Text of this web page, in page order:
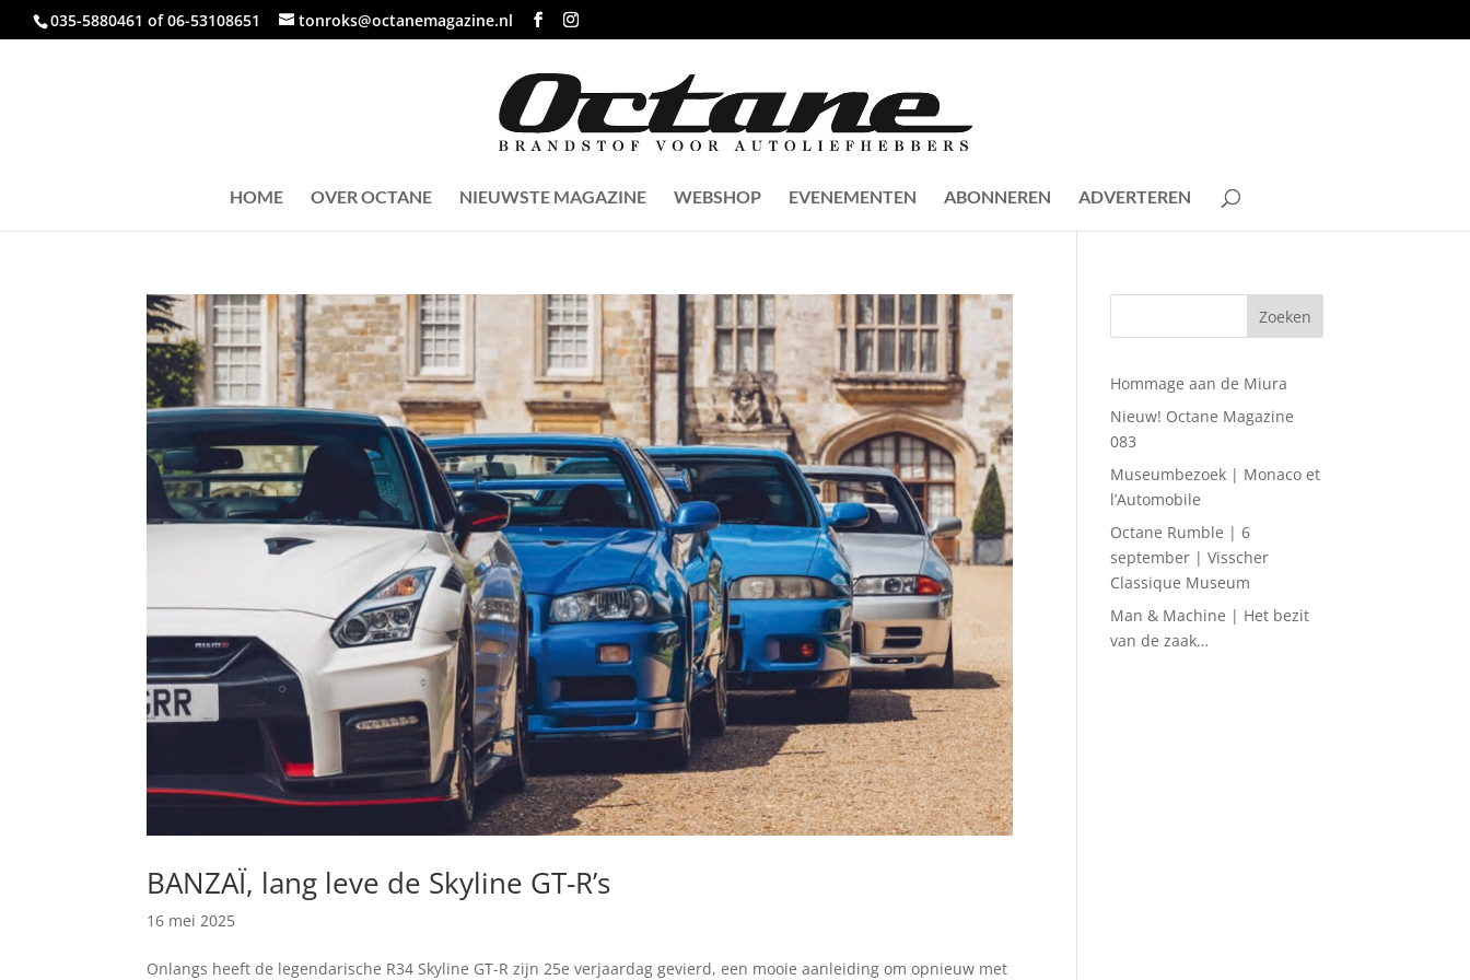
035-5880461 of 06-53108651 tonroks@octanemagazine.nl
HOME OVER OCTANE NIEUWSTE MAGAZINE WEBSHOP EVENEMENTEN ABONNEREN ADVERTEREN
BANZAÏ, lang leve de Skyline GT-R’s
16 mei 2025
Onlangs heeft de legendarische R34 Skyline GT-R zijn 25e verjaardag gevierd, een mooie aanleiding om opnieuw met
Hommage aan de Miura
Nieuw! Octane Magazine
083
Museumbezoek | Monaco et
l’Automobile
Octane Rumble | 6
september | Visscher
Classique Museum
Man & Machine | Het bezit
van de zaak…